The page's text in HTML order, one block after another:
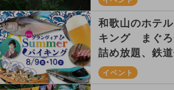
和歌山のホテ
キング まぐろ
詰め放題、鉄
イベント